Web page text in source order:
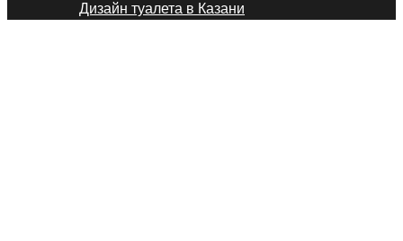
Дизайн туалета в Казани